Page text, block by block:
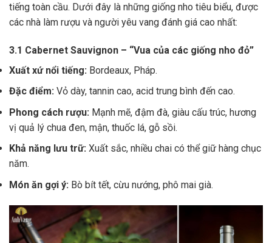
tiếng toàn cầu. Dưới đây là những giống nho tiêu biểu, được
các nhà làm rượu và người yêu vang đánh giá cao nhất:
3.1 Cabernet Sauvignon – “Vua của các giống nho đỏ”
Xuất xứ nổi tiếng: Bordeaux, Pháp.
Đặc điểm: Vỏ dày, tannin cao, acid trung bình đến cao.
Phong cách rượu: Mạnh mẽ, đậm đà, giàu cấu trúc, hương
vị quả lý chua đen, mận, thuốc lá, gỗ sồi.
Khả năng lưu trữ: Xuất sắc, nhiều chai có thể giữ hàng chục
năm.
Món ăn gợi ý: Bò bít tết, cừu nướng, phô mai già.